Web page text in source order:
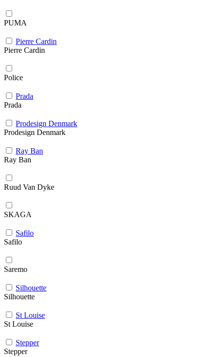
PUMA
Pierre Cardin
Pierre Cardin
Police
Prada
Prada
Prodesign Denmark
Prodesign Denmark
Ray Ban
Ray Ban
Ruud Van Dyke
SKAGA
Safilo
Safilo
Saremo
Silhouette
Silhouette
St Louise
St Louise
Stepper
Stepper